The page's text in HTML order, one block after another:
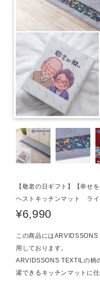
【敬老の日ギフト】【幸せ
ヘストキッチンマット ライ
¥6,990
この商品には
用しております。
ARVIDSSONS TEXTILの柄
濯できるキッチンマットに仕